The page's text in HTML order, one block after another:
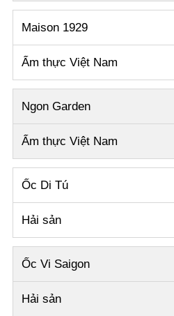
Maison 1929
Ẩm thực Việt Nam
Ngon Garden
Ẩm thực Việt Nam
Ốc Di Tú
Hải sản
Ốc Vi Saigon
Hải sản